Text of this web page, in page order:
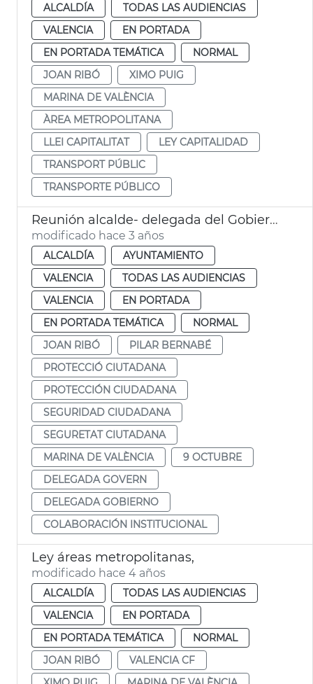
ALCALDÍA
TODAS LAS AUDIENCIAS
VALENCIA
EN PORTADA
EN PORTADA TEMÁTICA
NORMAL
JOAN RIBÓ
XIMO PUIG
MARINA DE VALÈNCIA
ÀREA METROPOLITANA
LLEI CAPITALITAT
LEY CAPITALIDAD
TRANSPORT PÚBLIC
TRANSPORTE PÚBLICO
Reunión alcalde- delegada del Gobierno
modificado hace 3 años
ALCALDÍA
AYUNTAMIENTO
VALENCIA
TODAS LAS AUDIENCIAS
VALENCIA
EN PORTADA
EN PORTADA TEMÁTICA
NORMAL
JOAN RIBÓ
PILAR BERNABÉ
PROTECCIÓ CIUTADANA
PROTECCIÓN CIUDADANA
SEGURIDAD CIUDADANA
SEGURETAT CIUTADANA
MARINA DE VALÈNCIA
9 OCTUBRE
DELEGADA GOVERN
DELEGADA GOBIERNO
COLABORACIÓN INSTITUCIONAL
Ley áreas metropolitanas,
modificado hace 4 años
ALCALDÍA
TODAS LAS AUDIENCIAS
VALENCIA
EN PORTADA
EN PORTADA TEMÁTICA
NORMAL
JOAN RIBÓ
VALENCIA CF